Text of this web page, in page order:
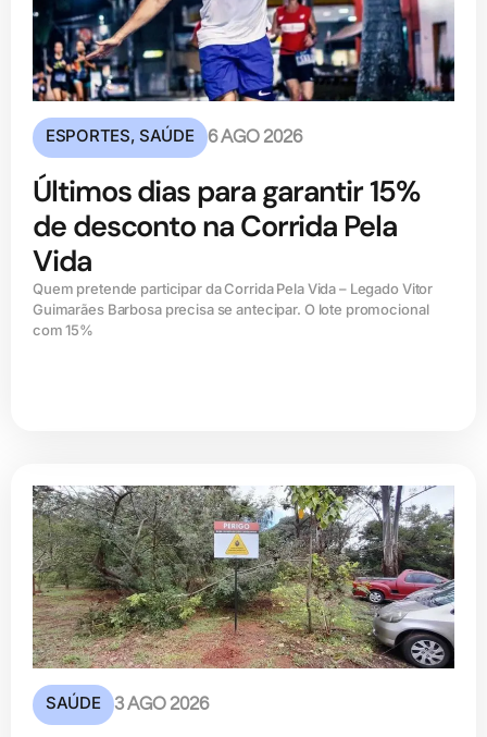
ESPORTES,SAÚDE 6 AGO 2026
Últimos dias para garantir 15%
de desconto na Corrida Pela
Vida
Quem pretende participar da Corrida Pela Vida – Legado Vitor
Guimarães Barbosa precisa se antecipar. O lote promocional
com 15%
SAÚDE 3 AGO 2026